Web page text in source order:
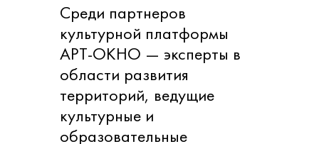
Среди партнеров
культурной платформы
АРТ-ОКНО — эксперты в
области развития
территорий, ведущие
культурные и
образовательные